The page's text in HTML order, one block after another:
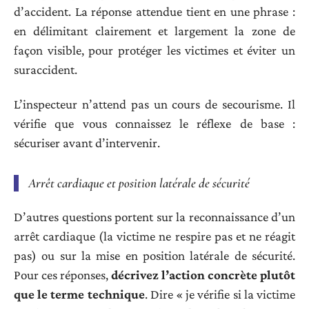
d’accident. La réponse attendue tient en une phrase :
en délimitant clairement et largement la zone de
façon visible, pour protéger les victimes et éviter un
suraccident.
L’inspecteur n’attend pas un cours de secourisme. Il
vérifie que vous connaissez le réflexe de base :
sécuriser avant d’intervenir.
Arrêt cardiaque et position latérale de sécurité
D’autres questions portent sur la reconnaissance d’un
arrêt cardiaque (la victime ne respire pas et ne réagit
pas) ou sur la mise en position latérale de sécurité.
Pour ces réponses,décrivez l’action concrète plutôt
que le terme technique. Dire « je vérifie si la victime